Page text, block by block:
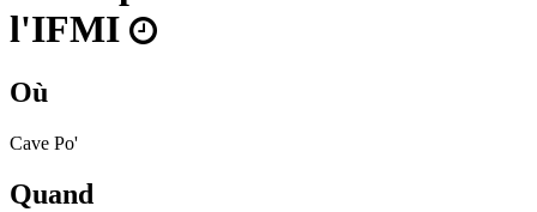
l'IFMI
Où
Cave Po'
Quand